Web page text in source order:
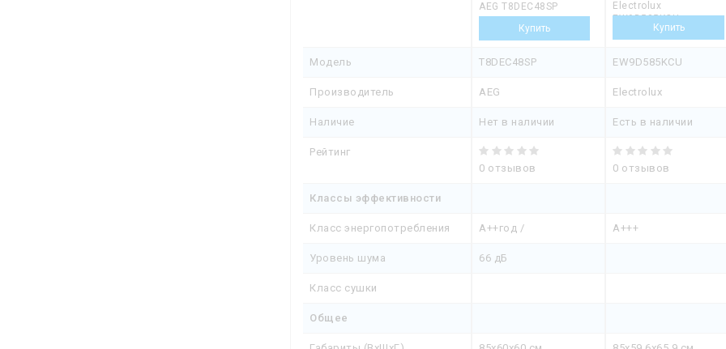
AEG T8DEC48SP
Electrolux
EW9D585KCU
Модель T8DEC48SP EW9D585KCU
Производитель AEG Electrolux
Наличие Нет в наличии Есть в наличии
Рейтинг
0 отзывов
0 отзывов
Классы эффективности
Класс энергопотребления A++год / А+++
Уровень шума 66 дБ
Класс сушки
Общее